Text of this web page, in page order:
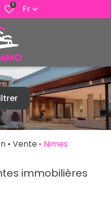
0 Fr
Vente Nimes
immobilières